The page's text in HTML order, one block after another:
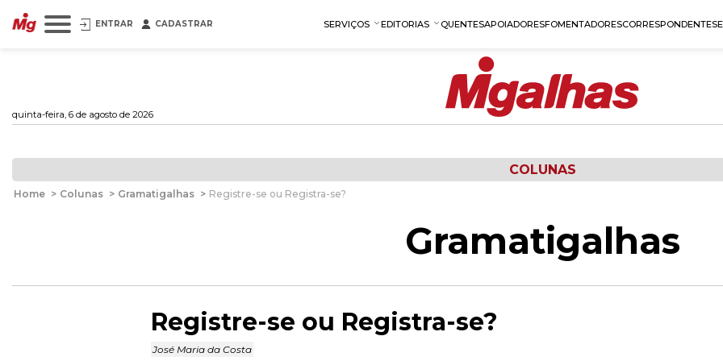
ENTRAR CADASTRAR SERVIÇOS EDITORIAS QUENTESAPOIADORESFOMENTADORESCORRESPONDENTES
quinta-feira, 6 de agosto de 2026
COLUNAS
Home > Colunas > Gramatigalhas > Registre-se ou Registra-se?
Gramatigalhas
Registre-se ou Registra-se?
José Maria da Costa